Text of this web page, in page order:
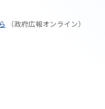
（政府広報オンライン）